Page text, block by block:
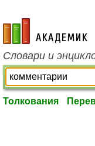
academic.ru
Словари и
Толкования